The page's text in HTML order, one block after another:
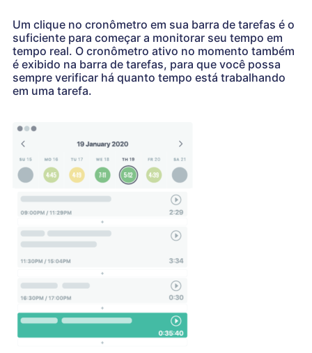
Um clique no cronômetro em sua barra de tarefas é o
suficiente para começar a monitorar seu tempo em
tempo real. O cronômetro ativo no momento também
é exibido na barra de tarefas, para que você possa
sempre verificar há quanto tempo está trabalhando
em uma tarefa.